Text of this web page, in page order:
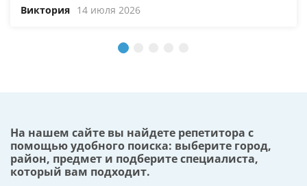
Виктория 14 июля 2026
На нашем сайте вы найдете репетитора с
помощью удобного поиска: выберите город,
район, предмет и подберите специалиста,
который вам подходит.